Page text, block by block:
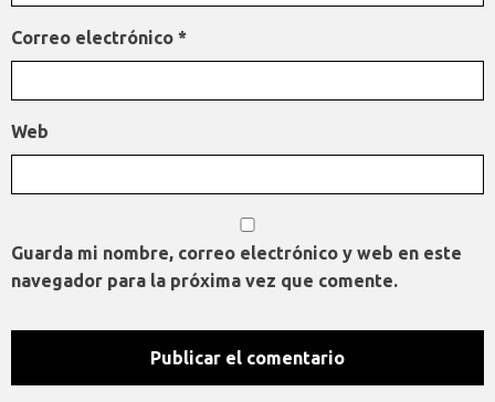
Correo electrónico *
Web
Guarda mi nombre, correo electrónico y web en este
navegador para la próxima vez que comente.